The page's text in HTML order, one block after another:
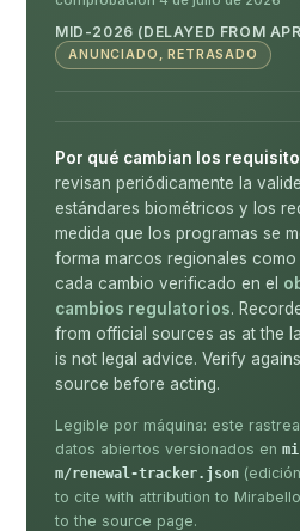
MID-2026 (DELAYED FROM
ANUNCIADO, RETRASADO
Por qué cambian los
revisan periódicamente la
estándares biométricos y los
medida que los programas se
forma marcos regionales como
cada cambio verificado en el
cambios regulatorios.
from official sources as at the
is not legal advice. Verify
source before acting.
Legible por máquina: este
datos abiertos versionados en
m/renewal-tracker.json
to cite with attribution to
to the source page.